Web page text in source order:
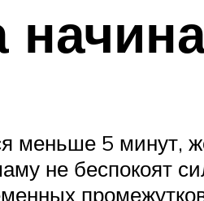
меньше 5 минут,
не беспокоят